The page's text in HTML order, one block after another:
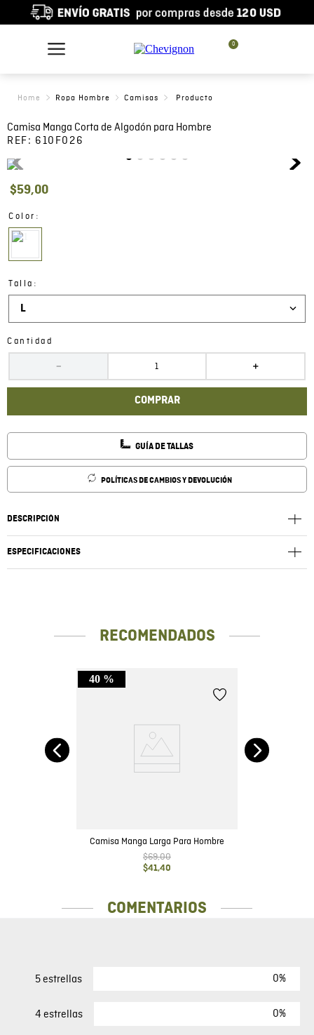
0
Ropa Hombre Camisas
Camisa Manga Corta de Algodón para Hombre
REF: 610F026
$59,00
Color :
Talla :
L
Cantidad
＋
－
COMPRAR
GUÍA DE TALLAS
POLÍTICAS DE CAMBIOS Y DEVOLUCIÓN
DESCRIPCIÓN
ESPECIFICACIONES
RECOMENDADOS
40 %
Camisa Manga Larga Para Hombre
$69,00
$41,40
COMENTARIOS
5 estrellas 0%
4 estrellas 0%